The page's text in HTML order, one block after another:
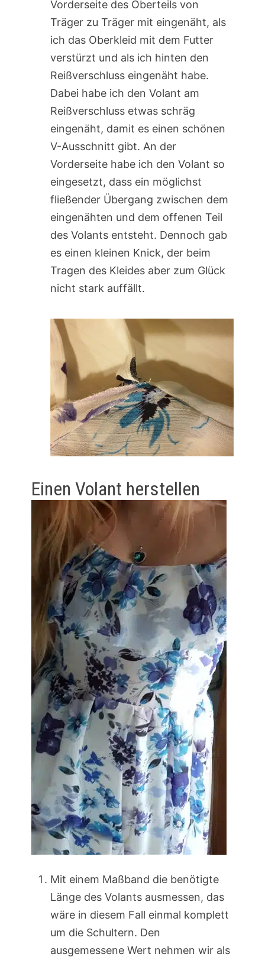
Vorderseite des Oberteils von
Träger zu Träger mit eingenäht, als
ich das Oberkleid mit dem Futter
verstürzt und als ich hinten den
Reißverschluss eingenäht habe.
Dabei habe ich den Volant am
Reißverschluss etwas schräg
eingenäht, damit es einen schönen
V-Ausschnitt gibt. An der
Vorderseite habe ich den Volant so
eingesetzt, dass ein möglichst
fließender Übergang zwischen dem
eingenähten und dem offenen Teil
des Volants entsteht. Dennoch gab
es einen kleinen Knick, der beim
Tragen des Kleides aber zum Glück
nicht stark auffällt.
Einen Volant herstellen
Mit einem Maßband die benötigte
Länge des Volants ausmessen, das
wäre in diesem Fall einmal komplett
um die Schultern. Den
ausgemessene Wert nehmen wir als